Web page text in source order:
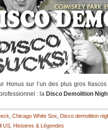
Honus sur l’un des plus gros
: la Disco Demolition
Chicago White Sox Disco demolition
US Histoires & Légendes